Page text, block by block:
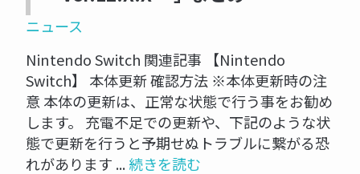
ニュース
Nintendo Switch 関連記事 【Nintendo
Switch】 本体更新 確認方法 ※本体更新時の注
意 本体の更新は、正常な状態で行う事をお勧め
します。 充電不足での更新や、下記のような状
態で更新を行うと予期せぬトラブルに繋がる恐
れがあります ...続きを読む